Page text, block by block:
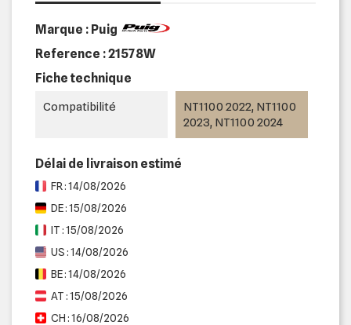
Marque : Puig
Reference :21578W
Fiche technique
Compatibilité
NT1100 2022, NT1100
2023, NT1100 2024
Délai de livraison estimé
FR : 14/08/2026
DE : 15/08/2026
IT : 15/08/2026
US : 14/08/2026
BE : 14/08/2026
AT : 15/08/2026
CH : 16/08/2026